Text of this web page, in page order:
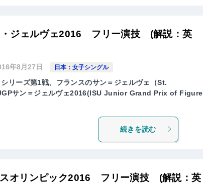
ジェルヴェ2016 フリー演技 (解説：英
年8月27日 日本：女子シングル
リーズ第1戦、フランスのサン＝ジェルヴェ（St.
サン＝ジェルヴェ2016(ISU Junior Grand Prix of Figure
続きを読む
オリンピック2016 フリー演技 (解説：英